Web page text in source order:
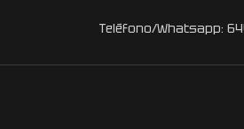
Teléfono/Whatsapp: